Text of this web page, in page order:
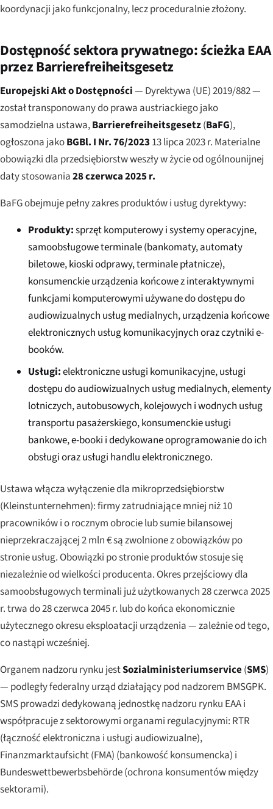
koordynacji jako funkcjonalny, lecz proceduralnie złożony.
Dostępność sektora prywatnego: ścieżka EAA
przez Barrierefreiheitsgesetz
Europejski Akt o Dostępności— Dyrektywa (UE) 2019/882 —
został transponowany do prawa austriackiego jako
samodzielna ustawa,Barrierefreiheitsgesetz(BaFG),
ogłoszona jakoBGBl. I Nr. 76/2023 13 lipca 2023 r. Materialne
obowiązki dla przedsiębiorstw weszły w życie od ogólnounijnej
daty stosowania28 czerwca 2025 r.
BaFG obejmuje pełny zakres produktów i usług dyrektywy:
Produkty:sprzęt komputerowy i systemy operacyjne,
samoobsługowe terminale (bankomaty, automaty
biletowe, kioski odprawy, terminale płatnicze),
konsumenckie urządzenia końcowe z interaktywnymi
funkcjami komputerowymi używane do dostępu do
audiowizualnych usług medialnych, urządzenia końcowe
elektronicznych usług komunikacyjnych oraz czytniki e-
booków.
Usługi:elektroniczne usługi komunikacyjne, usługi
dostępu do audiowizualnych usług medialnych, elementy
lotniczych, autobusowych, kolejowych i wodnych usług
transportu pasażerskiego, konsumenckie usługi
bankowe, e-booki i dedykowane oprogramowanie do ich
obsługi oraz usługi handlu elektronicznego.
Ustawa włącza wyłączenie dla mikroprzedsiębiorstw
(Kleinstunternehmen): firmy zatrudniające mniej niż 10
pracowników i o rocznym obrocie lub sumie bilansowej
nieprzekraczającej 2 mln € są zwolnione z obowiązków po
stronie usług. Obowiązki po stronie produktów stosuje się
niezależnie od wielkości producenta. Okres przejściowy dla
samoobsługowych terminali już użytkowanych 28 czerwca 2025
r. trwa do 28 czerwca 2045 r. lub do końca ekonomicznie
użytecznego okresu eksploatacji urządzenia — zależnie od tego,
co nastąpi wcześniej.
Organem nadzoru rynku jestSozialministeriumservice(SMS)
— podległy federalny urząd działający pod nadzorem BMSGPK.
SMS prowadzi dedykowaną jednostkę nadzoru rynku EAA i
współpracuje z sektorowymi organami regulacyjnymi: RTR
(łączność elektroniczna i usługi audiowizualne),
Finanzmarktaufsicht (FMA) (bankowość konsumencka) i
Bundeswettbewerbsbehörde (ochrona konsumentów między
sektorami).